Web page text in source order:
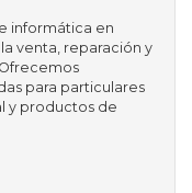
informática en
venta, reparación y
para particulares
y productos de